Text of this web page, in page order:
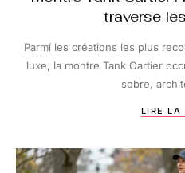
traverse
Parmi les créations les plus
luxe, la montre Tank Cartier
sobre,
LIRE LA